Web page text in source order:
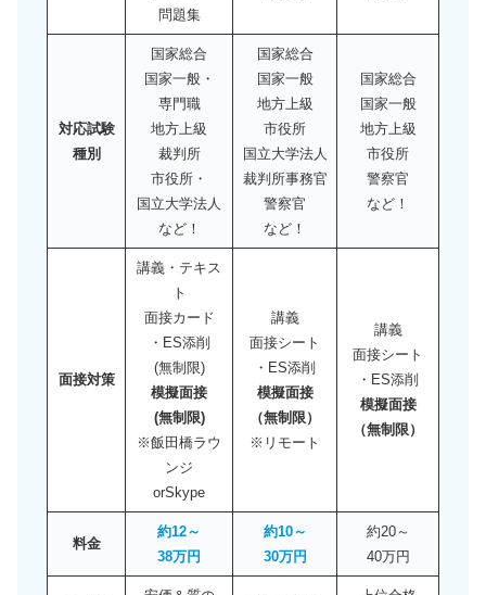
問題集
対応試験
種別
国家総合
国家一般・
専門職
地方上級
裁判所
市役所・
国立大学法人
など！
国家総合
国家一般
地方上級
市役所
国立大学法人
裁判所事務官
警察官
など！
国家総合
国家一般
地方上級
市役所
警察官
など！
面接対策
講義・テキス
ト
面接カード
・ES添削
(無制限)
模擬面接
(無制限)
※飯田橋ラウ
ンジ
orSkype
講義
面接シート
・ES添削
模擬面接
（無制限）
※リモート
講義
面接シート
・ES添削
模擬面接
（無制限）
料金
約12～
38万円
約10～
30万円
約20～
40万円